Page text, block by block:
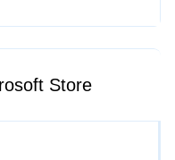
Store